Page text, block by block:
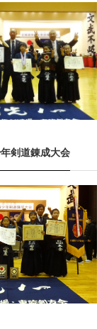
剣道錬成大会